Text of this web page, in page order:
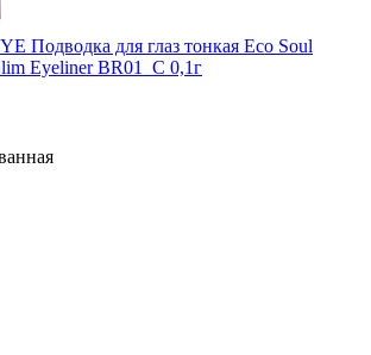
Подводка для глаз тонкая Eco Soul
Eyeliner BR01_C 0,1г